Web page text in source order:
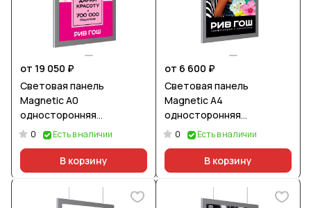
от 19 050 ₽
Световая панель
Magnetic А0
односторонняя
настенная
0 Есть в наличии
В корзину
от 6 600 ₽
Световая панель
Magnetic А4
односторонняя
подвесная
0 Есть в наличии
В корзину